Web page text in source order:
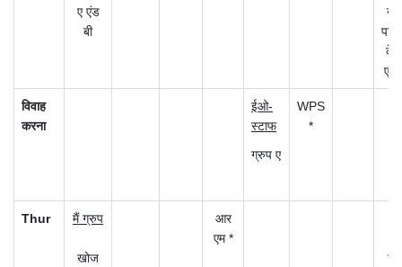
ए एंड
बी
के
एंड
विवाह
करना
ईओ-
स्टाफ
ग्रुप ए
WPS
*
Thur मैं ग्रुप
खोज
आर
एम *